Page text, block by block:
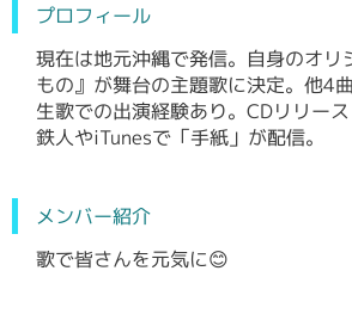
プロフィール
現在は地元沖縄で発信。自身のオリ
もの』が舞台の主題歌に決定。他4
生歌での出演経験あり。CDリリー
鉄人やiTunesで「手紙」が配信。
メンバー紹介
歌で皆さんを元気に😊